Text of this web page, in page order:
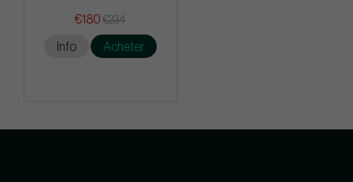
€180 €234
Info Acheter